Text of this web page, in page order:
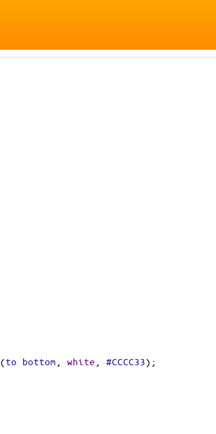
(to bottom white #CCCC33);